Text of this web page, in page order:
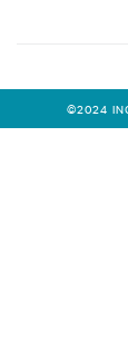
©2024